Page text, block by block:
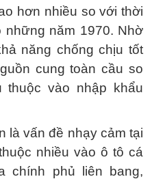
hơn nhiều so với thời
những năm 1970. Nhờ
năng chống chịu tốt
cung toàn cầu so
thuộc vào nhập khẩu
là vấn đề nhạy cảm tại
nhiều vào ô tô cá
chính phủ liên bang,